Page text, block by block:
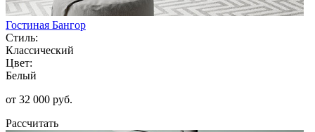
Гостиная Бангор
Стиль:
Классический
Цвет:
Белый
от 32 000 руб.
Рассчитать